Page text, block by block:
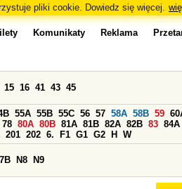
pliki cookie. Dowiedz się więcej.
Komunikaty Reklama
15 16 41 43 45
55A 55B 55C 56 57 58A 58B 59
78 80A 80B 81A 81B 82A 82B 83 84A
201 202 6. F1 G1 G2 H W
N8 N9